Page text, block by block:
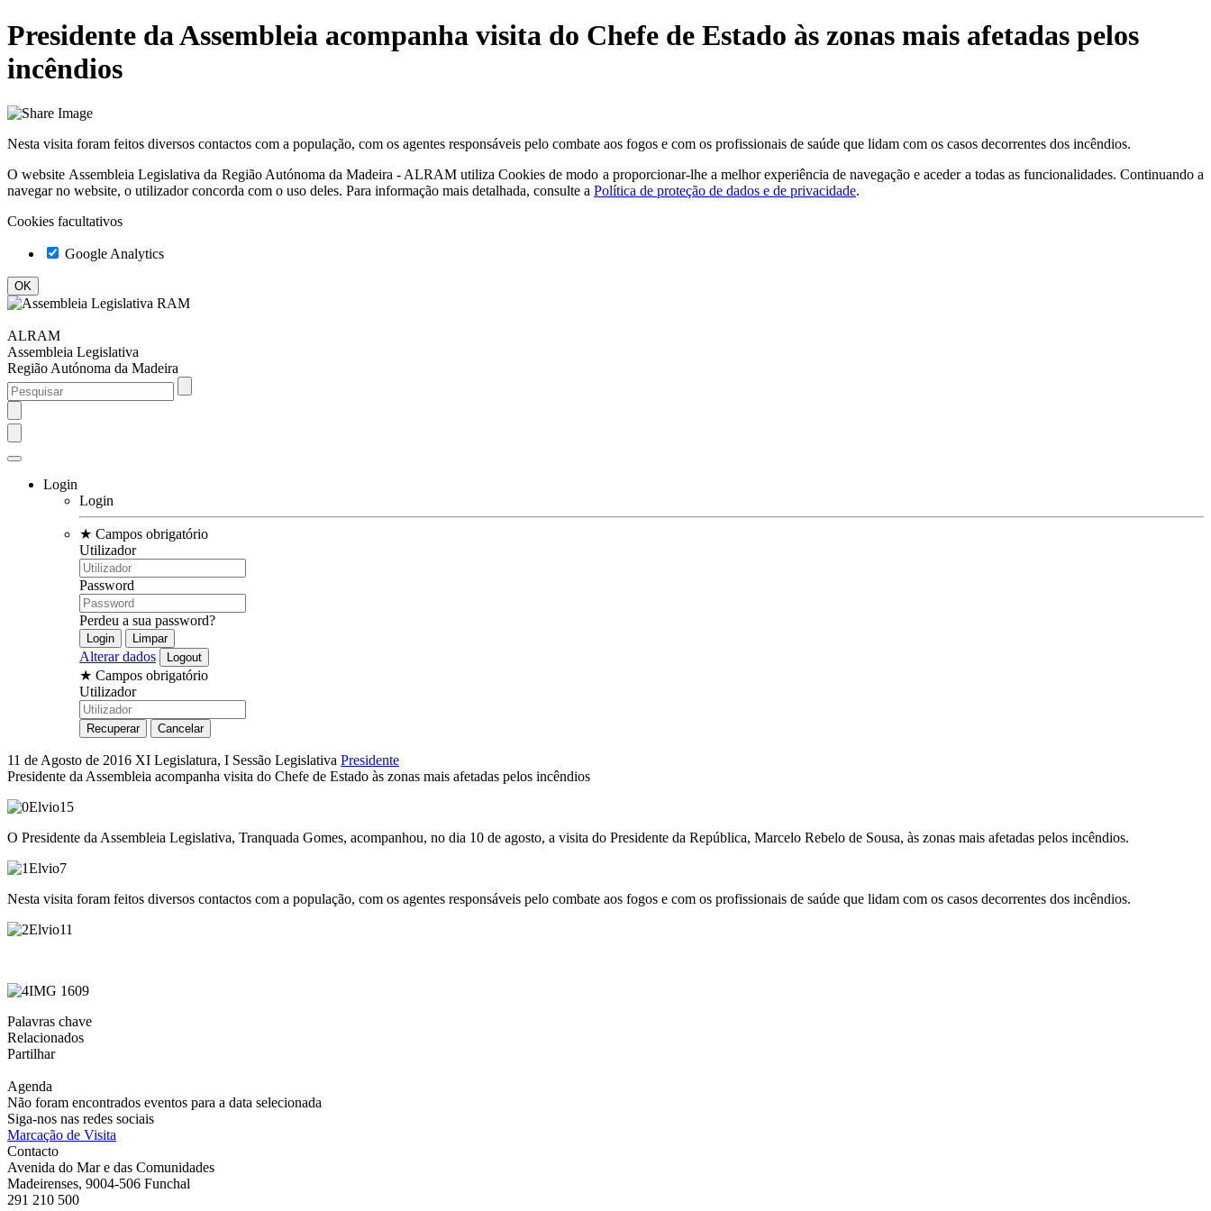
Presidente da Assembleia acompanha visita do Chefe de Estado às zonas mais afetadas pelos
incêndios
Nesta visita foram feitos diversos contactos com a população, com os agentes responsáveis pelo combate aos fogos e com os profissionais de saúde que lidam com os casos decorrentes dos incêndios.
O website Assembleia Legislativa da Região Autónoma da Madeira - ALRAM utiliza Cookies de modo a proporcionar-lhe a melhor experiência de navegação e aceder a todas as funcionalidades. Continuando a
navegar no website, o utilizador concorda com o uso deles. Para informação mais detalhada, consulte a Política de proteção de dados e de privacidade.
Cookies facultativos
Google Analytics
ALRAM
Assembleia Legislativa
Região Autónoma da Madeira
Login
Login
★ Campos obrigatório
Utilizador
Password
Perdeu a sua password?
Alterar dados
★ Campos obrigatório
Utilizador
11 de Agosto de 2016 XI Legislatura, I Sessão Legislativa Presidente
Presidente da Assembleia acompanha visita do Chefe de Estado às zonas mais afetadas pelos incêndios
O Presidente da Assembleia Legislativa, Tranquada Gomes, acompanhou, no dia 10 de agosto, a visita do Presidente da República, Marcelo Rebelo de Sousa, às zonas mais afetadas pelos incêndios.
Nesta visita foram feitos diversos contactos com a população, com os agentes responsáveis pelo combate aos fogos e com os profissionais de saúde que lidam com os casos decorrentes dos incêndios.
Palavras chave
Relacionados
Partilhar
Agenda
Não foram encontrados eventos para a data selecionada
Siga-nos nas redes sociais
Marcação de Visita
Contacto
Avenida do Mar e das Comunidades
Madeirenses, 9004-506 Funchal
291 210 500